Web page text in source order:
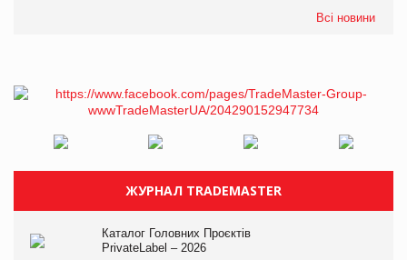
Всі новини
ЖУРНАЛ TRADEMASTER
Каталог Головних Проєктів
PrivateLabel – 2026